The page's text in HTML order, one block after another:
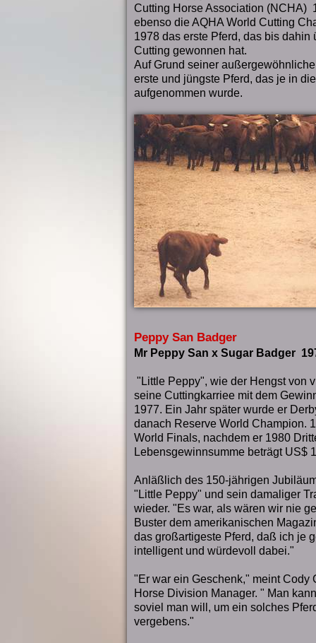
Cutting Horse Association (NCHA)
ebenso die AQHA World Cutting
1978 das erste Pferd, das bis
Cutting gewonnen hat.
Auf Grund seiner
erste und jüngste Pferd, das je in
aufgenommen wurde.
Peppy San Badger
Mr Peppy San x Sugar Badger
"Little Peppy", wie der Hengst von
seine Cuttingkarriee mit dem
1977. Ein Jahr später wurde er
danach Reserve World Champion.
World Finals, nachdem er 1980
Lebensgewinnsumme beträgt US$
Anläßlich des 150-jährigen
"Little Peppy" und sein damaliger
wieder. "Es war, als wären wir nie
Buster dem amerikanischen
das großartigeste Pferd, daß ich je
intelligent und würdevoll dabei."
"Er war ein Geschenk," meint Cody
Horse Division Manager. " Man
soviel man will, um ein solches
vergebens."